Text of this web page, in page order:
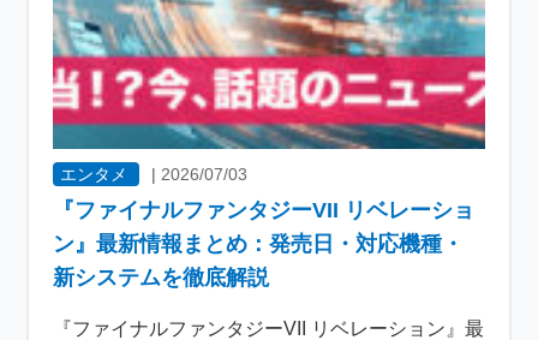
エンタメ | 2026/07/03
『ファイナルファンタジーVII リベレーショ
ン』最新情報まとめ：発売日・対応機種・
新システムを徹底解説
『ファイナルファンタジーVII リベレーション』最